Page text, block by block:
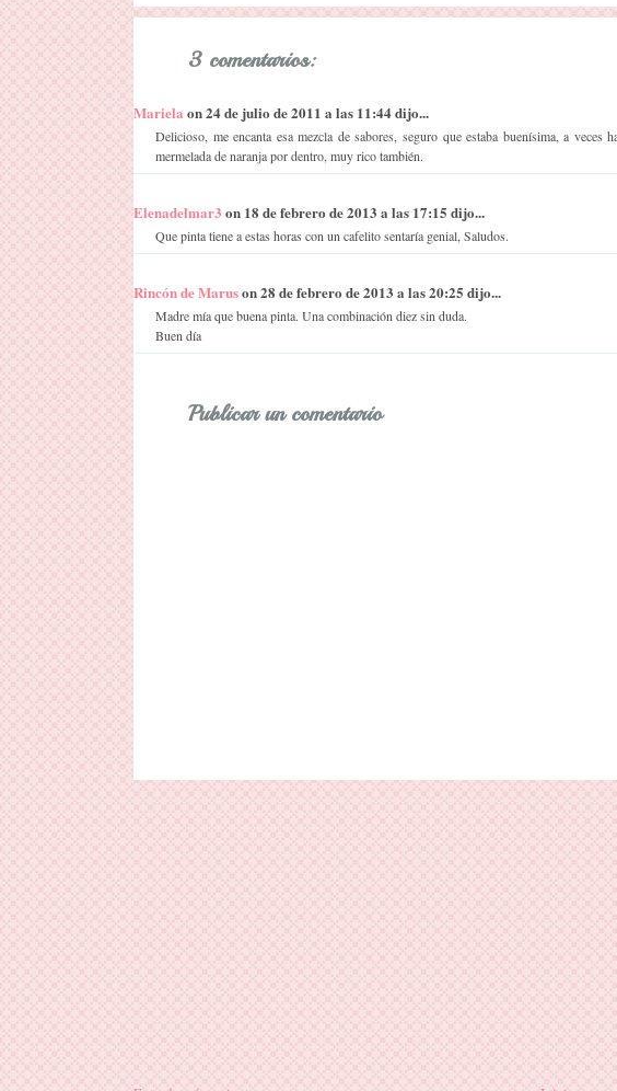
3 comentarios:
Mariela on 24 de julio de 2011 a las 11:44 dijo...
Delicioso, me encanta esa mezcla de sabores, seguro que estaba buenísima, a
mermelada de naranja por dentro, muy rico también.
Elenadelmar3 on 18 de febrero de 2013 a las 17:15 dijo...
Que pinta tiene a estas horas con un cafelito sentaría genial, Saludos.
Rincón de Maruson 28 de febrero de 2013 a las 20:25 dijo...
Madre mía que buena pinta. Una combinación diez sin duda.
Buen día
Publicar un comentario